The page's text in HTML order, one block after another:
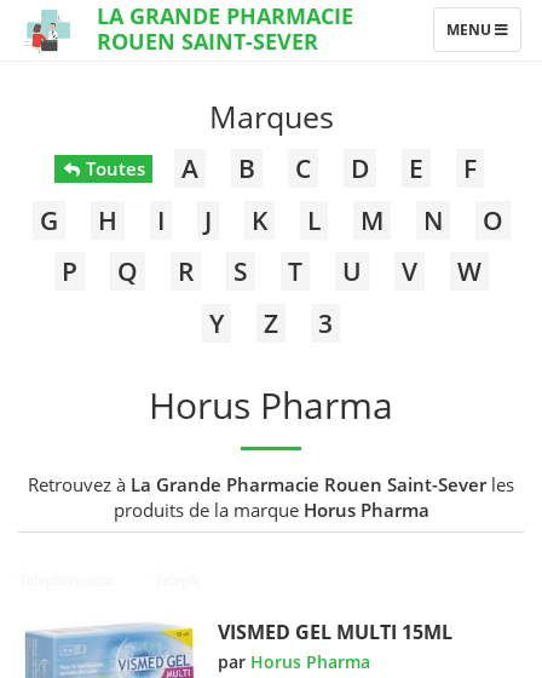
LA GRANDE PHARMACIE
ROUEN SAINT-SEVER
TOGGLE
NAVIGATION
MENU
Marques
Toutes A B C D E
F
G
H I J K L M N
O
P
Q R S T U V
W
Y
Z 3
Horus Pharma
Retrouvez à La Grande Pharmacie Rouen Saint-Severles
produits de la marque Horus Pharma
VISMED GEL MULTI 15ML
par Horus Pharma